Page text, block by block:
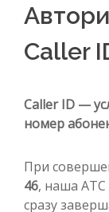
Caller
Caller ID —
номер
При
46, наша АТС
сразу